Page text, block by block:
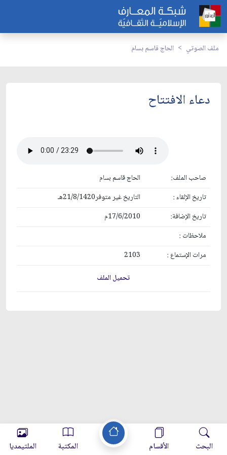
ملف الصوتي الحاج قاسم بسام
دعاء الافتتاح
صاحب الملف:
الحاج قاسم بسام
تاريخ الإلقاء :
التاريخ غير متوفر21/8/1420هـ
تاريخ الإضافة:
17/6/2010م
ملاحظات :
مرات الإستماع :
2103
تحميل الملف
البحث الأقسام المكتبة الملتيمديا